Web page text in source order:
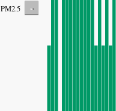
PM2.5 -